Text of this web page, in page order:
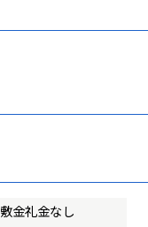
敷金礼金なし